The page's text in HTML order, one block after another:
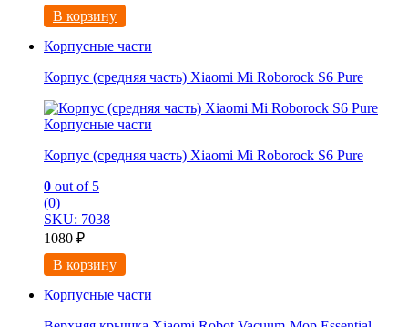
В корзину
Корпусные части
Корпус (средняя часть) Xiaomi Mi Roborock S6 Pure
Корпусные части
Корпус (средняя часть) Xiaomi Mi Roborock S6 Pure
0 out of 5
(0)
SKU: 7038
1080 ₽
В корзину
Корпусные части